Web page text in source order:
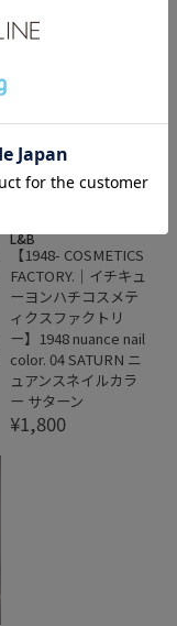
L&B
【1948- COSMETICS
FACTORY.｜イチキュ
ーヨンハチコスメテ
ィクスファクトリ
ー】1948 nuance nail
color. 04 SATURN ニ
ュアンスネイルカラ
ー サターン
¥1,800